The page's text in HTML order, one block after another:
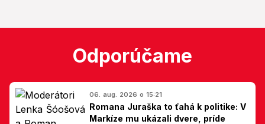
Odporúčame
06. aug. 2026 o 15:21
Romana Juraška to ťahá k politike: V
Markíze mu ukázali dvere, príde